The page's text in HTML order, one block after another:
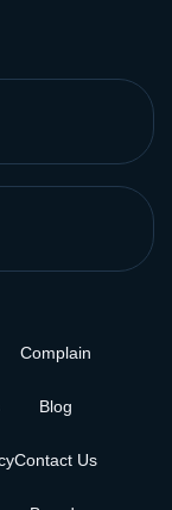
Complain
Blog
Contact Us